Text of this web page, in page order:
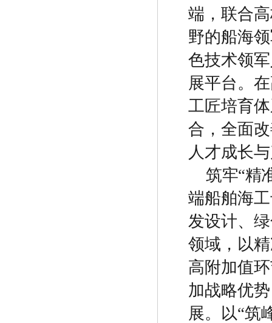
端，联合
野的船海
色技术领
展平台。
工匠培育
合，全面
人才成长
筑牢“精
端船舶海
发设计、
领域，以
高附加值
加战略优
展。以“筑